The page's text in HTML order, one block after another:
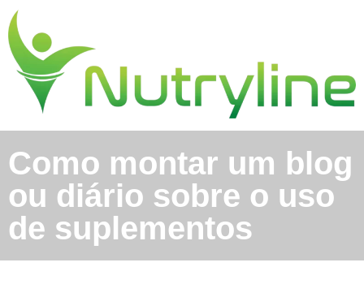
Como montar um blog
ou diário sobre o uso
de suplementos